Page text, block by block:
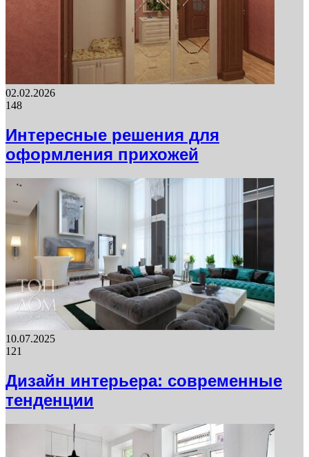
02.02.2026
148
Интересные решения для
оформления прихожей
10.07.2025
121
Дизайн интерьера: современные
тенденции